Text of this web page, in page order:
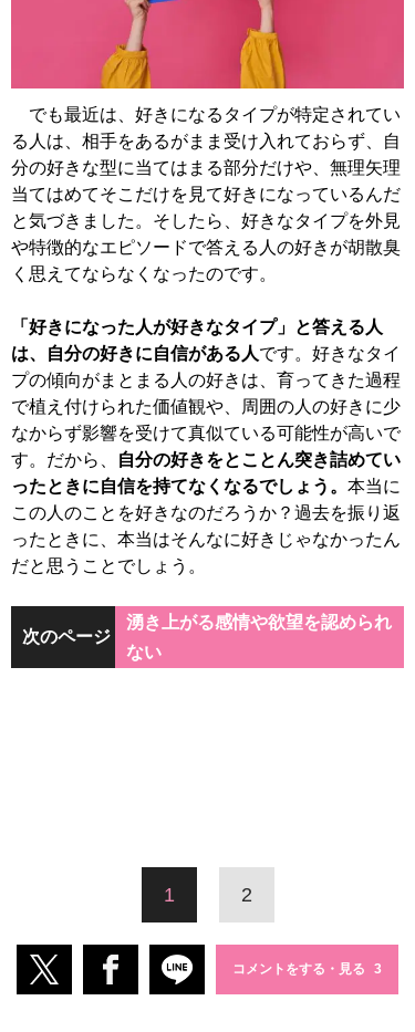
でも最近は、好きになるタイプが特定されてい
る人は、相手をあるがまま受け入れておらず、自
分の好きな型に当てはまる部分だけや、無理矢理
当てはめてそこだけを見て好きになっているんだ
と気づきました。そしたら、好きなタイプを外見
や特徴的なエピソードで答える人の好きが胡散臭
く思えてならなくなったのです。
「好きになった人が好きなタイプ」と答える人
は、自分の好きに自信がある人です。好きなタイ
プの傾向がまとまる人の好きは、育ってきた過程
で植え付けられた価値観や、周囲の人の好きに少
なからず影響を受けて真似ている可能性が高いで
す。だから、
自分の好きをとことん突き詰めてい
ったときに自信を持てなくなるでしょう。 本当に
この人のことを好きなのだろうか？過去を振り返
ったときに、本当はそんなに好きじゃなかったん
だと思うことでしょう。
次のページ
湧き上がる感情や欲望を認められ
ない
1 2
コメントをする・見る